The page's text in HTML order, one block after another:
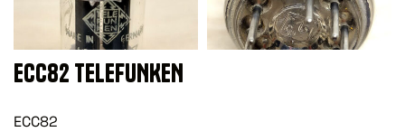
ECC82 TELEFUNKEN
ECC82